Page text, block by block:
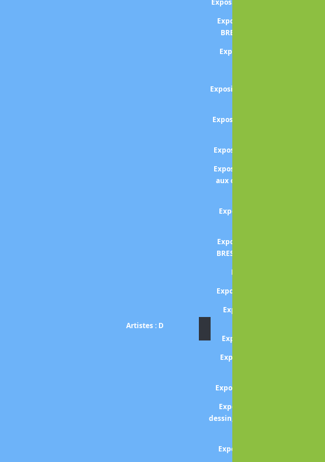
Exposition CARTIER-BRESSON
Exposition Henri CARTIER-
BRESSON - Helen LEVITT
Exposition CASSATT Mary
Exposition CEZANNE (Portraits
Exposition Chagall, Lissitzky,
Exposition CHIHARU SHIOTA
Exposition Revoir CIMABUE -
aux origines de la peinture
Exposition les mondes de
Exposition Henri CARTIER-
BRESSON - Les européens -
Exposition COROT
Exposition George CONDO
Exposition Henry CROS
Artistes : D
Exposition DALOU Jules
Exposition Jacques-Louis
Exposition DEGAS à l'Opéra
Exposition DEGAS, danse,
dessin, hommage à Degas avec
Exposition MANET-DEGAS